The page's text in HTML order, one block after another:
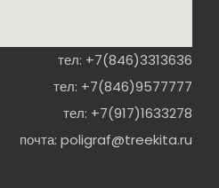
тел: +7(846)3313636
тел: +7(846)9577777
тел: +7(917)1633278
почта: poligraf@treekita.ru